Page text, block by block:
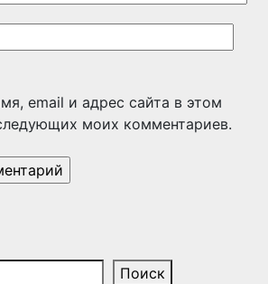
email и адрес сайта в этом
моих комментариев.
Поиск